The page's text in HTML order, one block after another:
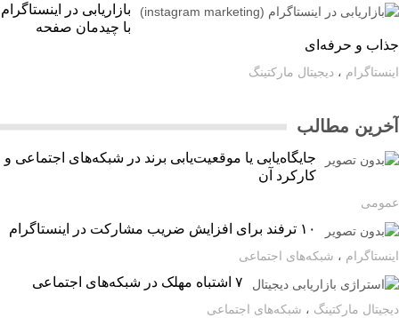
بازاریابی در اینستاگرام
با چیدمان صفحه
و حرفه‌ای
،دیجیتال مارکتینگ
مطالب
جایگاه‌یابی یا موقعیت‌یابی برند در شبکه‌های اجتماعی و
کارکرد آن
۱۰ ترفند برای افزایش ضریب مشارکت در اینستاگرام
،شبکه‌های اجتماعی
مارکتینگ،شبکه‌های اجتماعی